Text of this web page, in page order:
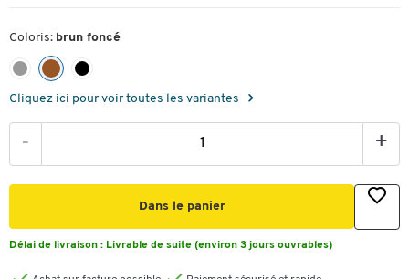
Coloris: brun foncé
Cliquez ici pour voir toutes les variantes
- +
Dans le panier
Délai de livraison : Livrable de suite (environ 3 jours ouvrables)